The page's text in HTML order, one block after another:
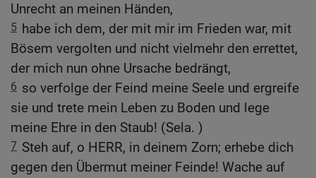
Unrecht an meinen Händen,
5 habe ich dem, der mit mir im Frieden war, mit
Bösem vergolten und nicht vielmehr den errettet,
der mich nun ohne Ursache bedrängt,
6 so verfolge der Feind meine Seele und ergreife
sie und trete mein Leben zu Boden und lege
meine Ehre in den Staub! (Sela. )
7 Steh auf, o HERR, in deinem Zorn; erhebe dich
gegen den Übermut meiner Feinde! Wache auf